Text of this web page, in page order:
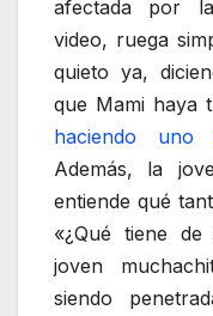
afectada por
video, ruega
quieto ya,
que Mami haya
haciendo
Además, la
entiende qué
«¿Qué tiene
joven
siendo